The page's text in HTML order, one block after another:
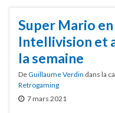
Super Mario
Intellivision et
la semaine
DeGuillaume Verdin dans la
Retrogaming
7 mars 2021